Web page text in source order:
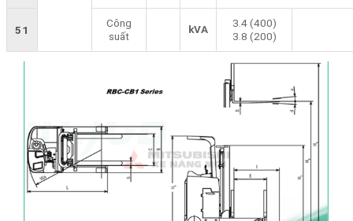
51
Công
suất
kVA
3.4 (400)
3.8 (200)